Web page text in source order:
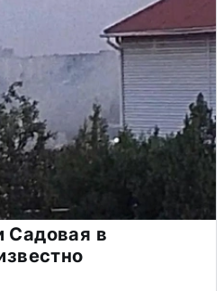
Садовая в